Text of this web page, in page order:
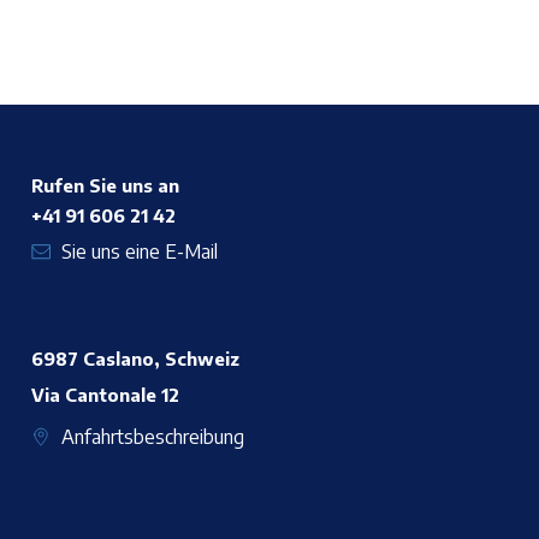
Rufen Sie uns an
+41 91 606 21 42
Sie uns eine E-Mail
6987 Caslano, Schweiz
Via Cantonale 12
Anfahrtsbeschreibung